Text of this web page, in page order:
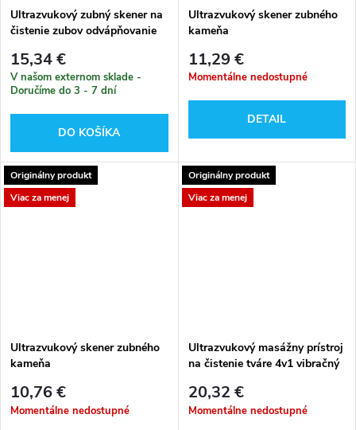
Ultrazvukový zubný skener na
čistenie zubov odvápňovanie
15,34 €
V našom externom sklade -
Doručíme do 3 - 7 dní
DO KOŠÍKA
Ultrazvukový skener zubného
kameňa
11,29 €
Momentálne nedostupné
DETAIL
Originálny produkt
Viac za menej
Ultrazvukový skener zubného
kameňa
10,76 €
Momentálne nedostupné
Originálny produkt
Viac za menej
Ultrazvukový masážny prístroj
na čistenie tváre 4v1 vibračný
20,32 €
Momentálne nedostupné